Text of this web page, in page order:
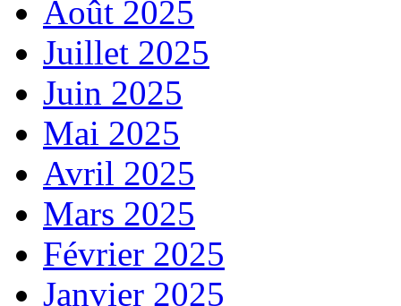
Août 2025
Juillet 2025
Juin 2025
Mai 2025
Avril 2025
Mars 2025
Février 2025
Janvier 2025